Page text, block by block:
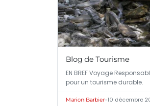
Blog de Tourisme
EN BREF Voyage
pour un tourisme durable.
Marion Barbier•10 décembre